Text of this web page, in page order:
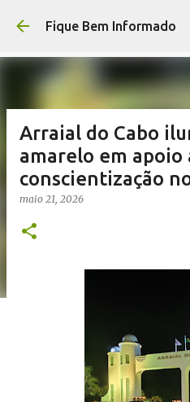
Pular para o
Fique Bem Informado
Arraial do Cabo
amarelo em apoio
conscientização
maio 21, 2026